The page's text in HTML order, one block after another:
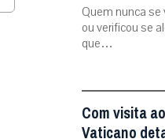
Quem nunca se
ou verificou se
que…
Com visita
Vaticano